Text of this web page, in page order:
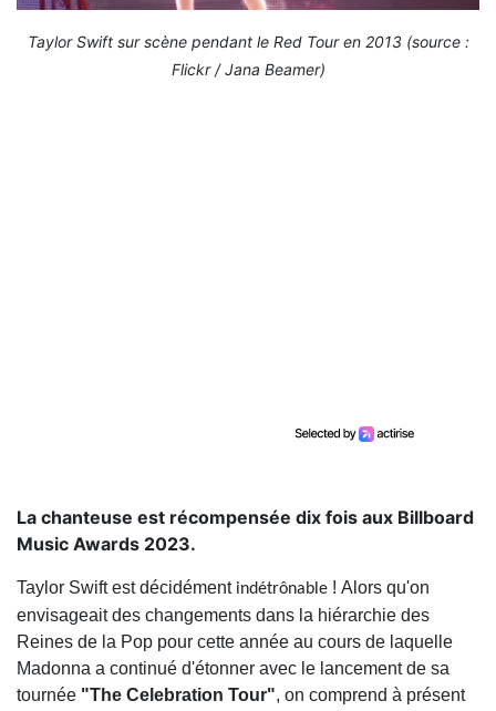
Taylor Swift sur scène pendant le Red Tour en 2013 (source :
Flickr / Jana Beamer)
La chanteuse est récompensée dix fois aux Billboard
Music Awards 2023.
Taylor Swift est décidément indétrônable ! Alors qu'on
envisageait des changements dans la hiérarchie des
Reines de la Pop pour cette année au cours de laquelle
Madonna a continué d'étonner avec le lancement de sa
tournée "The Celebration Tour", on comprend à présent